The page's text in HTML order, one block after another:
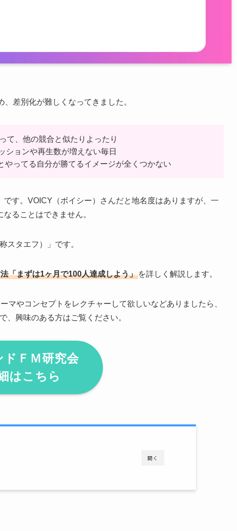
差別化が難しくなってきました。
て、他の競合と似たりよったり
ションや再生数が増えない毎日
ってる自分が勝てるイメージが全くつかない
す。VOICY（ボイシー）さんだと地名度はありますが、一
ることはできません。
スタエフ）」です。
「まずは1ヶ月で100人達成しよう」 を詳しく解説します。
マやコンセプトをレクチャーして欲しいなどありましたら、
、興味のある方はご覧ください。
ドＦＭ研究会
はこちら
開く